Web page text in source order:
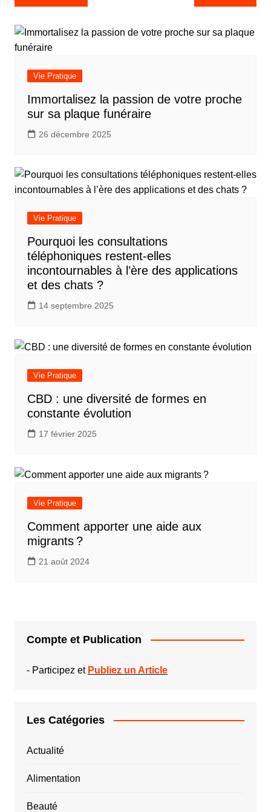
de
l’article
Vie Pratique
Immortalisez la passion de votre proche
sur sa plaque funéraire
26 décembre 2025
Vie Pratique
Pourquoi les consultations
téléphoniques restent-elles
incontournables à l’ère des applications
et des chats ?
14 septembre 2025
Vie Pratique
CBD : une diversité de formes en
constante évolution
17 février 2025
Vie Pratique
Comment apporter une aide aux
migrants ?
21 août 2024
Compte et Publication
- Participez et Publiez un Article
Les Catégories
Actualité
Alimentation
Beauté